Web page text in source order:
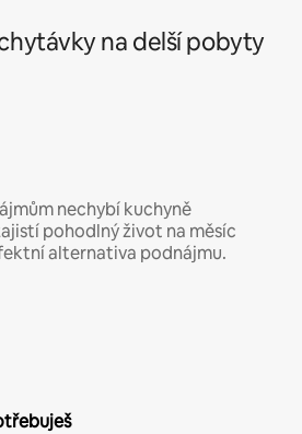
na delší pobyty
nechybí kuchyně
pohodlný život na měsíc
alternativa podnájmu.